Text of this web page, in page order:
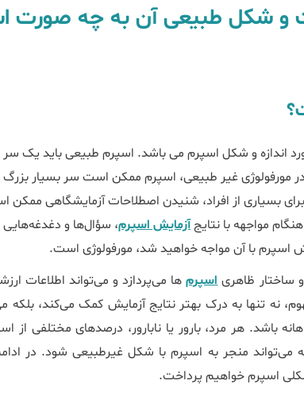
و شکل طبیعی آن به چه صورت
اندازه و شکل اسپرم می باشد. اسپرم طبیعی باید یک
مورفولوژی غیر طبیعی، اسپرم ممکن است سر بسیار
بسیاری از افراد، شنیدن اصطلاحات آزمایشگاهی ممکن
مواجهه با نتایجآزمایش اسپرم، سؤال‌ها و
اسپرم با آن مواجه خواهید شد، مورفولوژی است.
ساختار ظاهریاسپرم‌ ها می‌پردازد و می‌تواند اطلاعات
نه تنها به درک بهتر نتایج آزمایش کمک می‌کند، بلکه
باشد. هر مرد، بارور یا نابارور، درصدهای مختلفی از
می‌تواند منجر به اسپرم با شکل غیرطبیعی شود. در
اسپرم خواهیم پرداخت.